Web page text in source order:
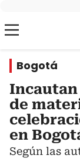
Bogotá
Incautan
de
en
Según las